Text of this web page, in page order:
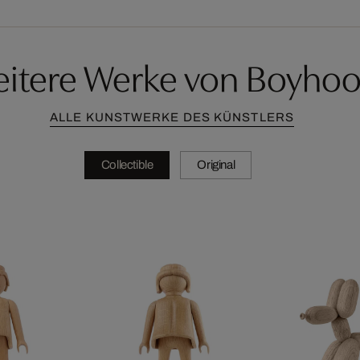
Werke von
ALLE KUNSTWERKE DES KÜNSTLERS
Collectible Original